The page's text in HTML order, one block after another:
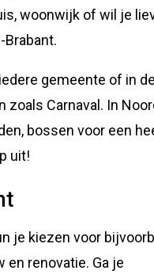
woonwijk of wil je
gemeente of in
Carnaval. In
bossen voor een
uit!
je kiezen voor
en renovatie. Ga je